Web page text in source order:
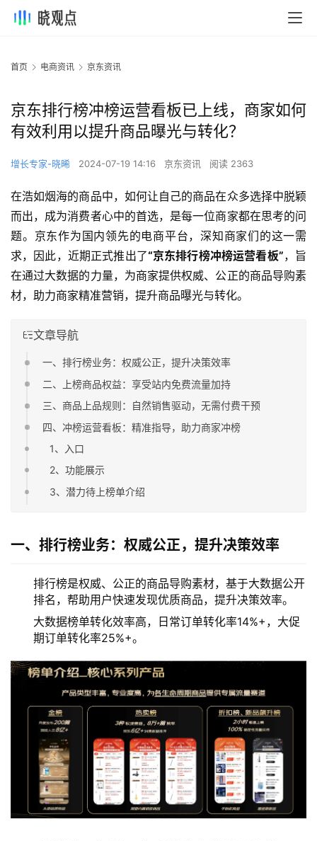
首页 电商资讯 京东资讯
京东排行榜冲榜运营看板已上线，商家如何
有效利用以提升商品曝光与转化？
增长专家-晓晞 2024-07-19 14:16 京东资讯 阅读 2363
在浩如烟海的商品中，如何让自己的商品在众多选择中脱颖
而出，成为消费者心中的首选，是每一位商家都在思考的问
题。京东作为国内领先的电商平台，深知商家们的这一需
求，因此，近期正式推出了“京东排行榜冲榜运营看板”，旨
在通过大数据的力量，为商家提供权威、公正的商品导购素
材，助力商家精准营销，提升商品曝光与转化。
文章导航
一、排行榜业务：权威公正，提升决策效率
二、上榜商品权益：享受站内免费流量加持
三、商品上品规则：自然销售驱动，无需付费干预
四、冲榜运营看板：精准指导，助力商家冲榜
1、入口
2、功能展示
3、潜力待上榜单介绍
一、排行榜业务：权威公正，提升决策效率
排行榜是权威、公正的商品导购素材，基于大数据公开
排名，帮助用户快速发现优质商品，提升决策效率。
大数据榜单转化效率高，日常订单转化率14%+，大促
期订单转化率25%+。